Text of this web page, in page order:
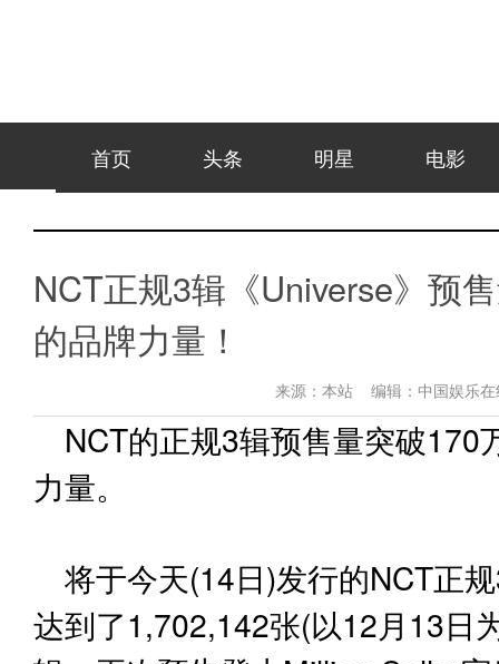
首页 头条 明星 电影
NCT正规3辑《Universe》预
的品牌力量！
来源： 本站 编辑： 中国娱乐
NCT的正规3辑预售量突破170
力量。
将于今天(14日)发行的NCT正
达到了1,702,142张(以12月13日